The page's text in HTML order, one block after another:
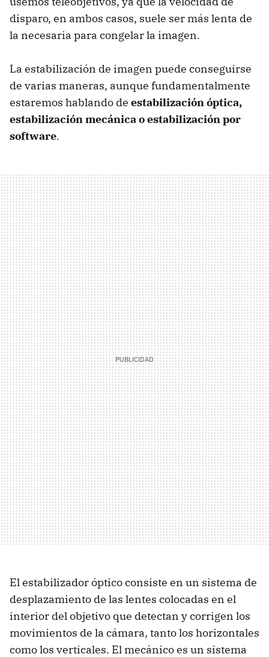
disparo, en ambos casos, suele ser más lenta de
la necesaria para congelar la imagen.
La estabilización de imagen puede conseguirse
de varias maneras, aunque fundamentalmente
estaremos hablando de estabilización óptica,
estabilización mecánica o estabilización por
software.
El estabilizador óptico consiste en un sistema de
desplazamiento de las lentes colocadas en el
interior del objetivo que detectan y corrigen los
movimientos de la cámara, tanto los horizontales
como los verticales. El mecánico es un sistema